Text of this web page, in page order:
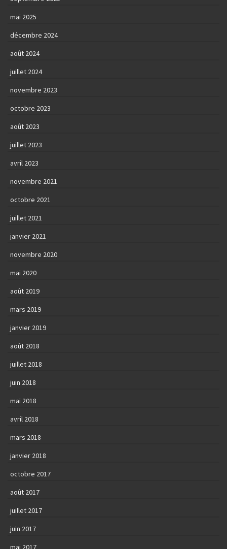
mai 2025
décembre 2024
août 2024
juillet 2024
novembre 2023
octobre 2023
août 2023
juillet 2023
avril 2023
novembre 2021
octobre 2021
juillet 2021
janvier 2021
novembre 2020
mai 2020
août 2019
mars 2019
janvier 2019
août 2018
juillet 2018
juin 2018
mai 2018
avril 2018
mars 2018
janvier 2018
octobre 2017
août 2017
juillet 2017
juin 2017
mai 2017